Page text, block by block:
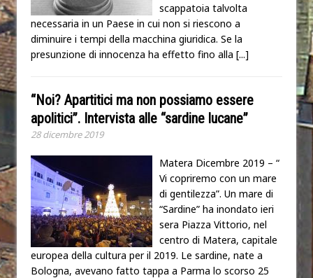
scappatoia talvolta
necessaria in un Paese in cui non si riescono a
diminuire i tempi della macchina giuridica. Se la
presunzione di innocenza ha effetto fino alla [...]
“Noi? Apartitici ma non possiamo essere
apolitici”. Intervista alle “sardine lucane”
28 dicembre 2019
Matera Dicembre 2019 – “
Vi copriremo con un mare
di gentilezza”. Un mare di
“Sardine” ha inondato ieri
sera Piazza Vittorio, nel
centro di Matera, capitale
europea della cultura per il 2019. Le sardine, nate a
Bologna, avevano fatto tappa a Parma lo scorso 25